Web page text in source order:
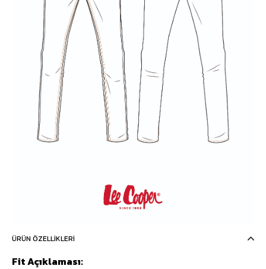
ÜRÜN ÖZELLIKLERI
Fit Açıklaması: